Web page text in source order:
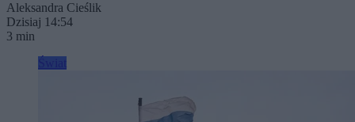
Aleksandra Cieślik
Dzisiaj 14:54
3 min